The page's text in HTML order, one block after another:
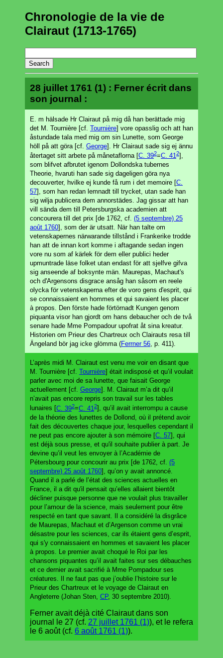
Chronologie de la vie de
Clairaut (1713-1765)
28 juillet 1761 (1) : Ferner écrit dans
son journal :
E. m hälsade Hr Clairaut på mig då han berättade mig
det M. Tournière [cf. Tournière] vore opasslig och att han
åstundade tala med mig om sin Lunette, som George
höll på att göra [cf. George]. Hr Clairaut sade sig ej ännu
återtaget sitt arbete på månetaflorna [C. 392=C. 412],
som blifvet afbrutet igenom Dollondska tubernes
Theorie, hvaruti han sade sig dageligen göra nya
decouverter, hvilke ej kunde få rum i det memoire [C.
57], som han redan lemnadt till trycket, utan sade han
sig wilja publicera dem annorstädes. Jag gissar att han
vill sända dem till Petersburgska academien att
concourera till det prix [de 1762, cf. (5 septembre) 25
août 1760], som der är utsatt. När han talte om
vetenskapernes närwarande tillstånd i Frankerike trodde
han att de innan kort komme i aftagande sedan ingen
vore nu som af kärlek för dem eller publici heder
upmuntrade läse folket utan endast för att sjelfve gifva
sig anseende af boksynte män. Maurepas, Machaut's
och d'Argensons disgrace ansåg han såsom en reele
olycka för vetenskaperna efter de voro gens d'esprit, qui
se connaissaient en hommes et qui savaient les placer
à propos. Den förste hade förtörnadt Kungen genom
piquanta visor han gjordt om hans debaucher och de två
senare hade Mme Pompadour upofrat åt sina kreatur.
Historien om Prieur des Chartreux och Clairauts resa till
Ängeland bör jag icke glömma (Ferrner 56, p. 411).
L’après midi M. Clairaut est venu me voir en disant que
M. Tournière [cf. Tournière] était indisposé et qu’il voulait
parler avec moi de sa lunette, que faisait George
actuellement [cf. George]. M. Clairaut m’a dit qu’il
n’avait pas encore repris son travail sur les tables
lunaires [C. 392=C. 412], qu’il avait interrompu a cause
de la théorie des lunettes de Dollond, où il prétend avoir
fait des découvertes chaque jour, lesquelles cependant il
ne peut pas encore ajouter à son mémoire [C. 57], qui
est déjà sous presse, et qu'il souhaite publier à part. Je
devine qu’il veut les envoyer à l’Académie de
Pétersbourg pour concourir au prix [de 1762, cf. (5
septembre) 25 août 1760], qu’on y avait annoncé.
Quand il a parlé de l’état des sciences actuelles en
France, il a dit qu'il pensait qu’elles allaient bientôt
décliner puisque personne que ne voulait plus travailler
pour l’amour de la science, mais seulement pour être
respecté en tant que savant. Il a considéré la disgrâce
de Maurepas, Machaut et d’Argenson comme un vrai
désastre pour les sciences, car ils étaient gens d’esprit,
qui s'y connaissaient en hommes et savaient les placer
à propos. Le premier avait choqué le Roi par les
chansons piquantes qu’il avait faites sur ses débauches
et ce dernier avait sacrifié à Mme Pompadour ses
créatures. Il ne faut pas que j’oublie l’histoire sur le
Prieur des Chartreux et le voyage de Clairaut en
Angleterre (Johan Sten, CP, 30 septembre 2010).
Ferner avait déjà cité Clairaut dans son
journal le 27 (cf. 27 juillet 1761 (1)), et le refera
le 6 août (cf. 6 août 1761 (1)).